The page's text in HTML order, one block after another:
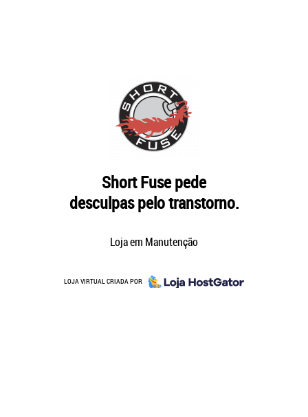
Short Fuse pede
desculpas pelo transtorno.
Loja em Manutenção
LOJA VIRTUAL CRIADA POR